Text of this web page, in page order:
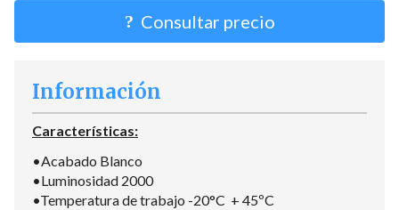
Consultar precio
Información
Características:
•Acabado Blanco
•Luminosidad 2000
•Temperatura de trabajo -20°C + 45ºC